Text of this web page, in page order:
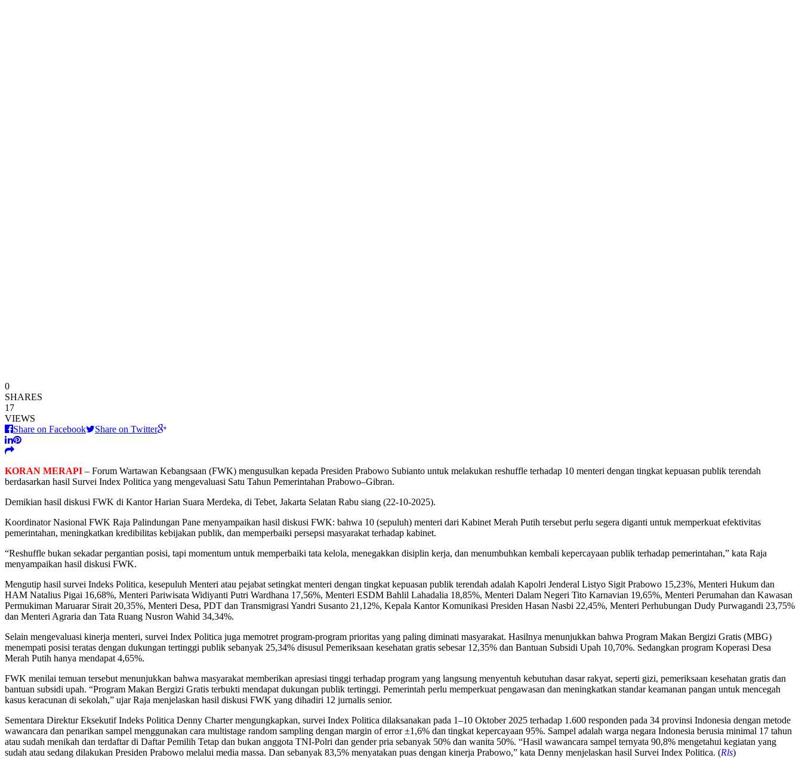
0
SHARES
17
VIEWS
Share on Facebook
Share on Twitter
KORAN MERAPI – Forum Wartawan Kebangsaan (FWK) mengusulkan kepada Presiden Prabowo Subianto untuk melakukan reshuffle terhadap 10 menteri dengan tingkat kepuasan publik terendah
berdasarkan hasil Survei Index Politica yang mengevaluasi Satu Tahun Pemerintahan Prabowo–Gibran.
Demikian hasil diskusi FWK di Kantor Harian Suara Merdeka, di Tebet, Jakarta Selatan Rabu siang (22-10-2025).
Koordinator Nasional FWK Raja Palindungan Pane menyampaikan hasil diskusi FWK: bahwa 10 (sepuluh) menteri dari Kabinet Merah Putih tersebut perlu segera diganti untuk memperkuat efektivitas
pemerintahan, meningkatkan kredibilitas kebijakan publik, dan memperbaiki persepsi masyarakat terhadap kabinet.
“Reshuffle bukan sekadar pergantian posisi, tapi momentum untuk memperbaiki tata kelola, menegakkan disiplin kerja, dan menumbuhkan kembali kepercayaan publik terhadap pemerintahan,” kata Raja
menyampaikan hasil diskusi FWK.
Mengutip hasil survei Indeks Politica, kesepuluh Menteri atau pejabat setingkat menteri dengan tingkat kepuasan publik terendah adalah Kapolri Jenderal Listyo Sigit Prabowo 15,23%, Menteri Hukum dan
HAM Natalius Pigai 16,68%, Menteri Pariwisata Widiyanti Putri Wardhana 17,56%, Menteri ESDM Bahlil Lahadalia 18,85%, Menteri Dalam Negeri Tito Karnavian 19,65%, Menteri Perumahan dan Kawasan
Permukiman Maruarar Sirait 20,35%, Menteri Desa, PDT dan Transmigrasi Yandri Susanto 21,12%, Kepala Kantor Komunikasi Presiden Hasan Nasbi 22,45%, Menteri Perhubungan Dudy Purwagandi 23,75%
dan Menteri Agraria dan Tata Ruang Nusron Wahid 34,34%.
Selain mengevaluasi kinerja menteri, survei Index Politica juga memotret program-program prioritas yang paling diminati masyarakat. Hasilnya menunjukkan bahwa Program Makan Bergizi Gratis (MBG)
menempati posisi teratas dengan dukungan tertinggi publik sebanyak 25,34% disusul Pemeriksaan kesehatan gratis sebesar 12,35% dan Bantuan Subsidi Upah 10,70%. Sedangkan program Koperasi Desa
Merah Putih hanya mendapat 4,65%.
FWK menilai temuan tersebut menunjukkan bahwa masyarakat memberikan apresiasi tinggi terhadap program yang langsung menyentuh kebutuhan dasar rakyat, seperti gizi, pemeriksaan kesehatan gratis dan
bantuan subsidi upah. “Program Makan Bergizi Gratis terbukti mendapat dukungan publik tertinggi. Pemerintah perlu memperkuat pengawasan dan meningkatkan standar keamanan pangan untuk mencegah
kasus keracunan di sekolah,” ujar Raja menjelaskan hasil diskusi FWK yang dihadiri 12 jurnalis senior.
Sementara Direktur Eksekutif Indeks Politica Denny Charter mengungkapkan, survei Index Politica dilaksanakan pada 1–10 Oktober 2025 terhadap 1.600 responden pada 34 provinsi Indonesia dengan metode
wawancara dan penarikan sampel menggunakan cara multistage random sampling dengan margin of error ±1,6% dan tingkat kepercayaan 95%. Sampel adalah warga negara Indonesia berusia minimal 17 tahun
atau sudah menikah dan terdaftar di Daftar Pemilih Tetap dan bukan anggota TNI-Polri dan gender pria sebanyak 50% dan wanita 50%. “Hasil wawancara sampel ternyata 90,8% mengetahui kegiatan yang
sudah atau sedang dilakukan Presiden Prabowo melalui media massa. Dan sebanyak 83,5% menyatakan puas dengan kinerja Prabowo,” kata Denny menjelaskan hasil Survei Index Politica. (Rls)